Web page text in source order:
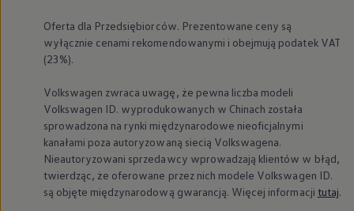
Oferta dla Przedsiębiorców. Prezentowane ceny są
wyłącznie cenami rekomendowanymi i obejmują podatek VAT
(23%).
Volkswagen zwraca uwagę, że pewna liczba modeli
Volkswagen ID. wyprodukowanych w Chinach została
sprowadzona na rynki międzynarodowe nieoficjalnymi
kanałami poza autoryzowaną siecią Volkswagena.
Nieautoryzowani sprzedawcy wprowadzają klientów w błąd,
twierdząc, że oferowane przez nich modele Volkswagen ID.
są objęte międzynarodową gwarancją. Więcej informacji tutaj.